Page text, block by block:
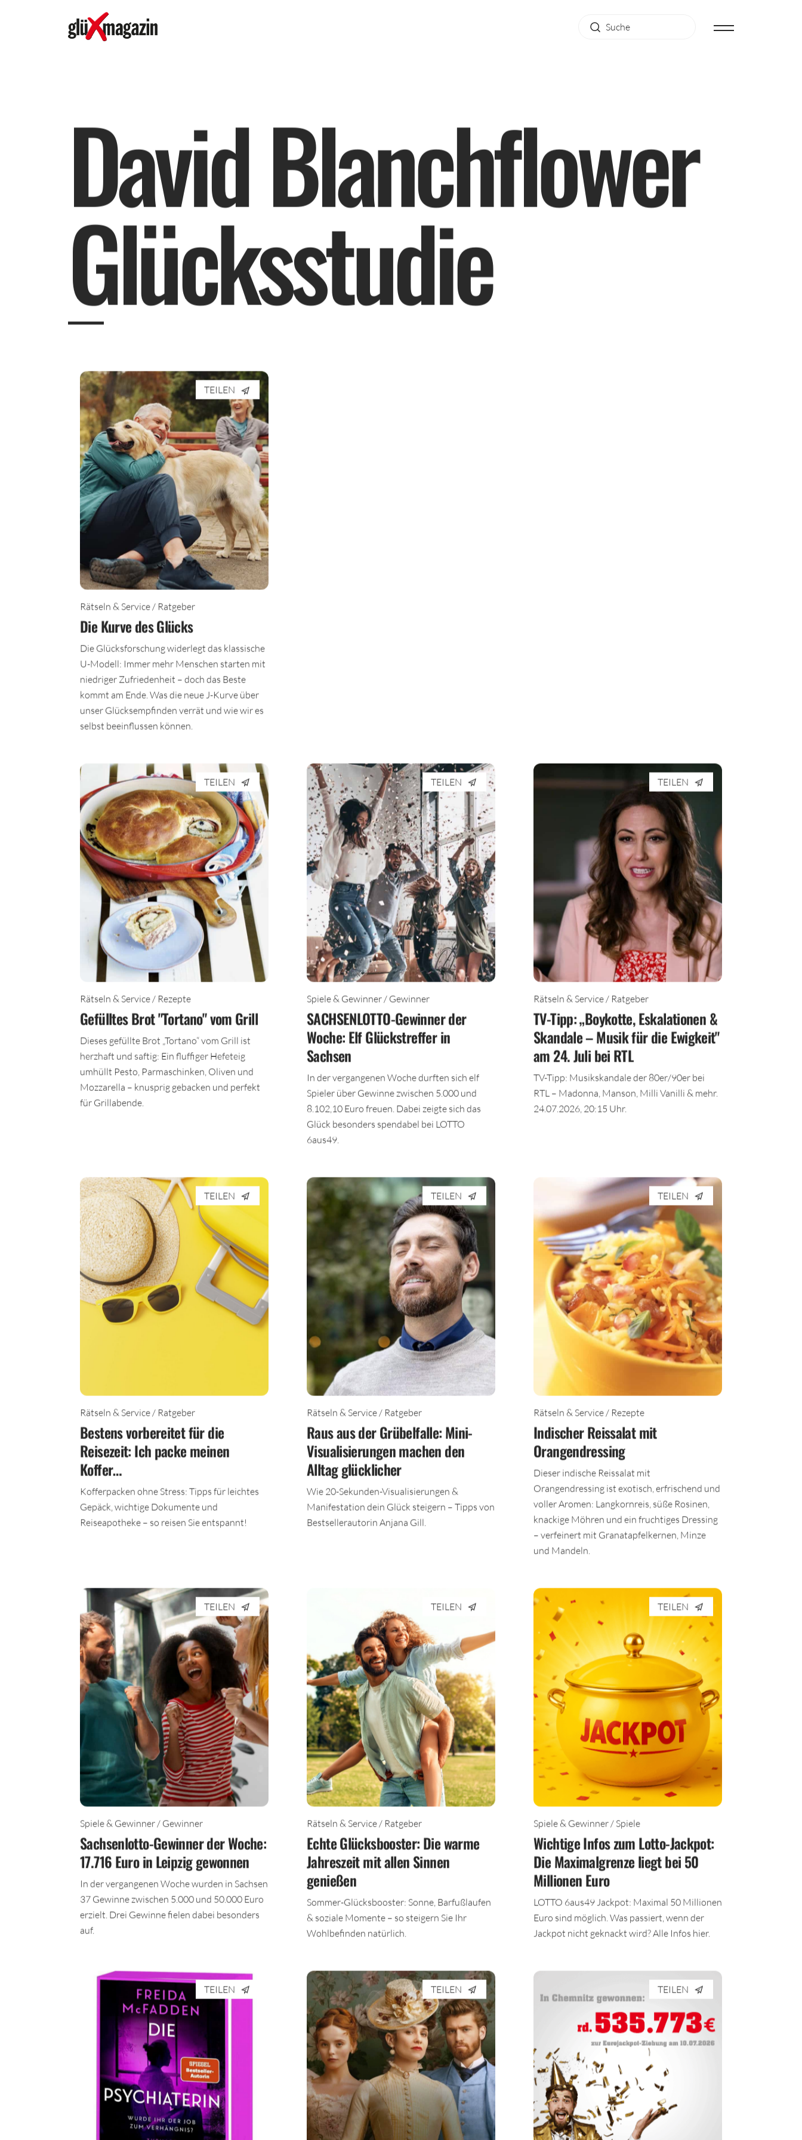
DavidBlanchflower
Glücksstudie
TEILEN
Rätseln & Service / Ratgeber
Die Kurve des Glücks
Die Glücksforschung widerlegt das klassische
U-Modell: Immer mehr Menschen starten mit
niedriger Zufriedenheit – doch das Beste
kommt am Ende. Was die neue J-Kurve über
unser Glücksempfinden verrät und wie wir es
selbst beeinflussen können.
TEILEN
Rätseln & Service / Rezepte
Gefülltes Brot "Tortano" vom Grill
Dieses gefüllte Brot „Tortano“ vom Grill ist
herzhaft und saftig: Ein fluffiger Hefeteig
umhüllt Pesto, Parmaschinken, Oliven und
Mozzarella – knusprig gebacken und perfekt
für Grillabende.
TEILEN
Spiele & Gewinner / Gewinner
SACHSENLOTTO-Gewinner der
Woche: Elf Glückstreffer in
Sachsen
In der vergangenen Woche durften sich elf
Spieler über Gewinne zwischen 5.000 und
8.102,10 Euro freuen. Dabei zeigte sich das
Glück besonders spendabel bei LOTTO
6aus49.
TEILEN
Rätseln & Service / Ratgeber
TV-Tipp: „Boykotte, Eskalationen &
Skandale – Musik für die Ewigkeit"
am 24. Juli bei RTL
TV-Tipp: Musikskandale der 80er/90er bei
RTL – Madonna, Manson, Milli Vanilli & mehr.
24.07.2026, 20:15 Uhr.
TEILEN
Rätseln & Service / Ratgeber
Bestens vorbereitet für die
Reisezeit: Ich packe meinen
Koffer…
Kofferpacken ohne Stress: Tipps für leichtes
Gepäck, wichtige Dokumente und
Reiseapotheke – so reisen Sie entspannt!
TEILEN
Rätseln & Service / Ratgeber
Raus aus der Grübelfalle: Mini-
Visualisierungen machen den
Alltag glücklicher
Wie 20-Sekunden-Visualisierungen &
Manifestation dein Glück steigern – Tipps von
Bestsellerautorin Anjana Gill.
TEILEN
Rätseln & Service / Rezepte
Indischer Reissalat mit
Orangendressing
Dieser indische Reissalat mit
Orangendressing ist exotisch, erfrischend und
voller Aromen: Langkornreis, süße Rosinen,
knackige Möhren und ein fruchtiges Dressing
– verfeinert mit Granatapfelkernen, Minze
und Mandeln.
TEILEN
Spiele & Gewinner / Gewinner
Sachsenlotto-Gewinner der Woche:
17.716 Euro in Leipzig gewonnen
In der vergangenen Woche wurden in Sachsen
37 Gewinne zwischen 5.000 und 50.000 Euro
erzielt. Drei Gewinne fielen dabei besonders
auf.
TEILEN
Rätseln & Service / Ratgeber
Echte Glücksbooster: Die warme
Jahreszeit mit allen Sinnen
genießen
Sommer-Glücksbooster: Sonne, Barfußlaufen
& soziale Momente – so steigern Sie Ihr
Wohlbefinden natürlich.
TEILEN
Spiele & Gewinner / Spiele
Wichtige Infos zum Lotto-Jackpot:
Die Maximalgrenze liegt bei 50
Millionen Euro
LOTTO 6aus49 Jackpot: Maximal 50 Millionen
Euro sind möglich. Was passiert, wenn der
Jackpot nicht geknackt wird? Alle Infos hier.
TEILEN TEILEN TEILEN